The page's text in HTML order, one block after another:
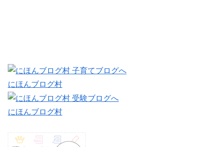
にほんブログ村
にほんブログ村